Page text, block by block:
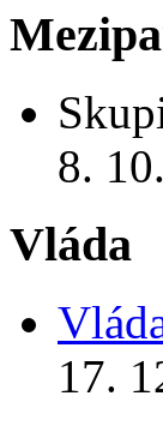
8.
Vláda
17.